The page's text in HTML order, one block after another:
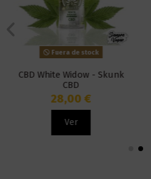
Fuera de stock
CBD White Widow - Skunk
CBD
28,00 €
Ver